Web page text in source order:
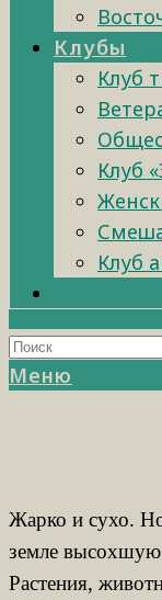
Клубы
Клуб
Клуб
Клуб
Меню
Жарко и сухо.
земле высохшую
Растения,